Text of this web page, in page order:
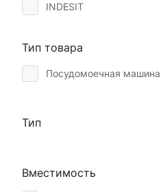
INDESIT
Тип товара
Посудомоечная машина
Тип
Вместимость